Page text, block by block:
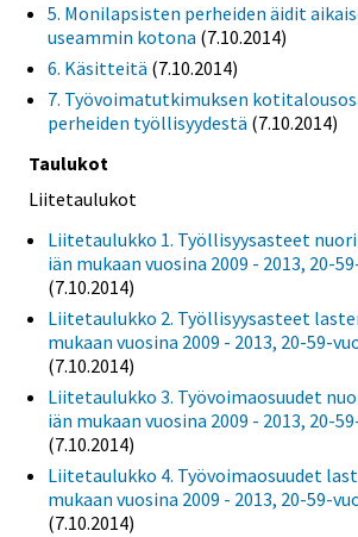
5. Monilapsisten perheiden äidit
useammin kotona (7.10.2014)
6. Käsitteitä (7.10.2014)
7. Työvoimatutkimuksen
perheiden työllisyydestä (7.10.2014)
Taulukot
Liitetaulukot
Liitetaulukko 1. Työllisyysasteet
iän mukaan vuosina 2009 - 2013, 20-
(7.10.2014)
Liitetaulukko 2. Työllisyysasteet
mukaan vuosina 2009 - 2013, 20-59-
(7.10.2014)
Liitetaulukko 3. Työvoimaosuudet
iän mukaan vuosina 2009 - 2013, 20-
(7.10.2014)
Liitetaulukko 4. Työvoimaosuudet
mukaan vuosina 2009 - 2013, 20-59-
(7.10.2014)